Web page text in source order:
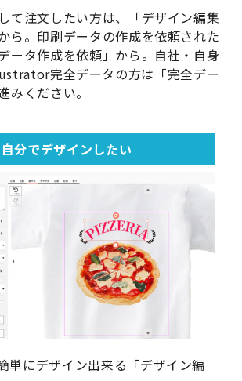
て注文したい方は、「デザイン編集
ら。印刷データの作成を依頼された
ータ作成を依頼」から。自社・自身
完全データの方は「完全デー
みください。
自分でデザインしたい
単にデザイン出来る「デザイン編